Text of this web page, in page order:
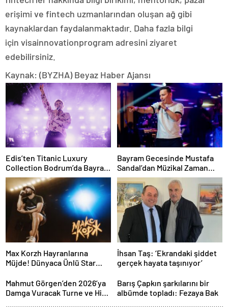
erişimi ve fintech uzmanlarından oluşan ağ gibi
kaynaklardan faydalanmaktadır. Daha fazla bilgi
için visainnovationprogram adresini ziyaret
edebilirsiniz.
Kaynak: (BYZHA) Beyaz Haber Ajansı
Edis’ten Titanic Luxury
Collection Bodrum’da Bayram
Gecesine Damga Vuran
Performans
Bayram Gecesinde Mustafa
Sandal’dan Müzikal Zaman
Yolculuğu
Max Korzh Hayranlarına
Müjde! Dünyaca Ünlü Star
Performansla Hayranlarıyla
Buluşuyor
İhsan Taş: ‘Ekrandaki şiddet
gerçek hayata taşınıyor’
Mahmut Görgen’den 2026’ya
Damga Vuracak Turne ve Hit
Barış Çapkın şarkılarını bir
albümde topladı: Fezaya Bak